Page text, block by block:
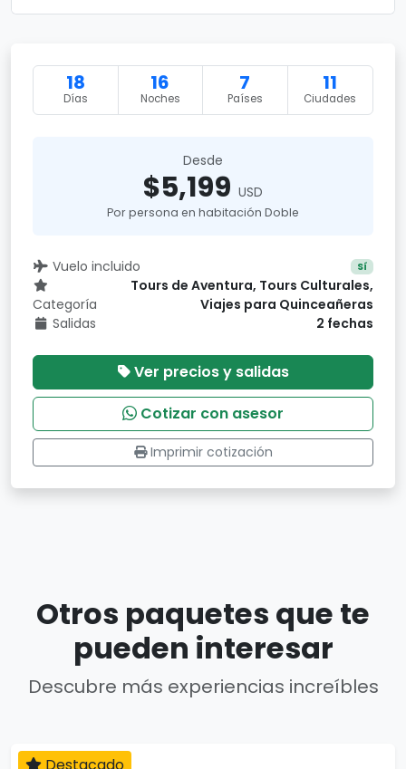
18
Días
16
Noches
7
Países
11
Ciudades
Desde
$5,199 USD
Por persona en habitación Doble
Vuelo incluido Sí
Categoría
Tours de Aventura, Tours Culturales,
Viajes para Quinceañeras
Salidas
2 fechas
Ver precios y salidas
Cotizar con asesor
Imprimir cotización
Otros paquetes que te
pueden interesar
Descubre más experiencias increíbles